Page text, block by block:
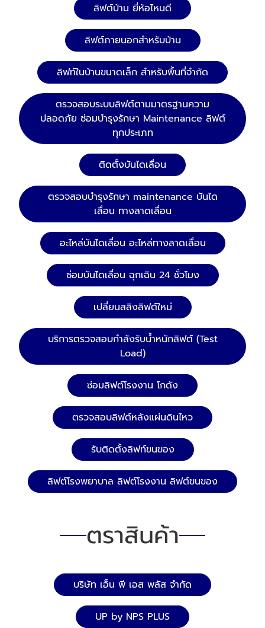
ลิฟต์บ้าน ยี่ห้อไหนดี
ลิฟต์ภายนอกสำหรับบ้าน
ลิฟท์ในบ้านขนาดเล็ก สำหรับพื้นที่จำกัด
ตรวจสอบระบบลิฟต์ตามมาตรฐานความ
ปลอดภัย ซ่อมบำรุงรักษา Maintenance ลิฟต์
ทุกประเภท
ติดตั้งบันไดเลื่อน
ตรวจสอบบำรุงรักษา maintenance บันได
เลื่อน ทางลาดเลื่อน
อะไหล่บันไดเลื่อน อะไหล่ทางลาดเลื่อน
ซ่อมบันไดเลื่อน ฉุกเฉิน 24 ชั่วโมง
เปลี่ยนสลิงลิฟต์ใหม่
บริการตรวจสอบกำลังรับน้ำหนักลิฟต์ (Test
Load)
ซ่อมลิฟต์โรงงาน โกดัง
ตรวจสอบลิฟต์หลังแผ่นดินไหว
รับติดตั้งลิฟท์ขนของ
ลิฟต์โรงพยาบาล ลิฟต์โรงงาน ลิฟต์ขนของ
ตราสินค้า
บริษัท เอ็น พี เอส พลัส จำกัด
UP by NPS PLUS